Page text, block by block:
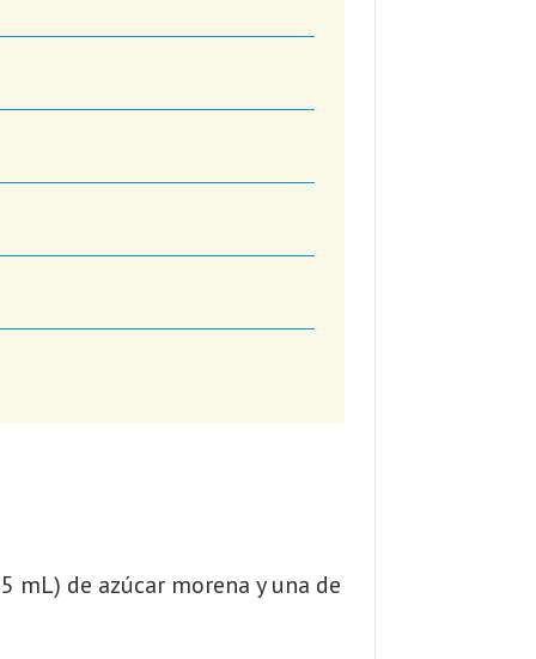
mL) de azúcar morena y una de